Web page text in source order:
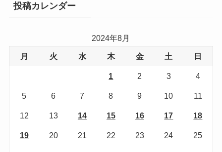
投稿カレンダー
2024年8月
月 火 水 木 金 土 日
1 2 3 4
5 6 7 8 9 10 11
12 13 14 15 16 17 18
19 20 21 22 23 24 25